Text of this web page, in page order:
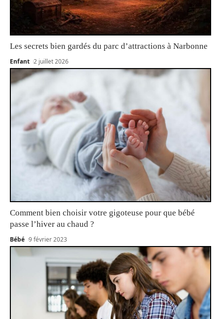
Les secrets bien gardés du parc d’attractions à Narbonne
Enfant 2 juillet 2026
Comment bien choisir votre gigoteuse pour que bébé
passe l’hiver au chaud ?
Bébé 9 février 2023